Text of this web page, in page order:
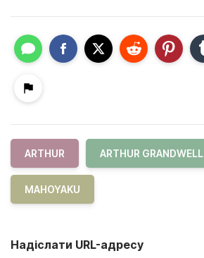
ARTHUR ARTHUR GRANDWELL
MAHOYAKU
Надіслати URL-адресу